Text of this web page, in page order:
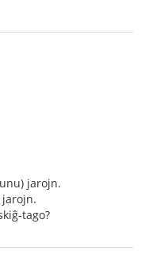
jarojn.
jarojn.
tago?